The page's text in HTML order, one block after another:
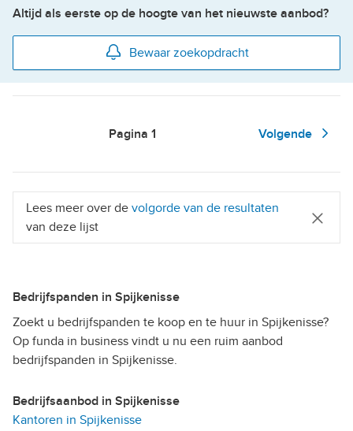
Altijd als eerste op de hoogte van het nieuwste aanbod?
Bewaar zoekopdracht
Pagina 1 Volgende
Lees meer over de volgorde van de resultaten
van deze lijst
Bedrijfspanden in Spijkenisse
Zoekt u bedrijfspanden te koop en te huur in Spijkenisse?
Op funda in business vindt u nu een ruim aanbod
bedrijfspanden in Spijkenisse.
Bedrijfsaanbod in Spijkenisse
Kantoren in Spijkenisse